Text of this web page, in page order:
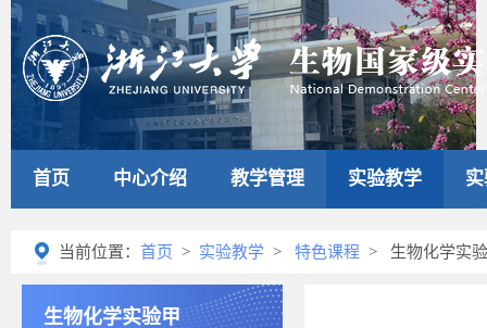
首页 中心介绍 教学管理 实验教学
当前位置： 首页 > 实验教学 > 特色课程 > 生物化学实
生物化学实验甲